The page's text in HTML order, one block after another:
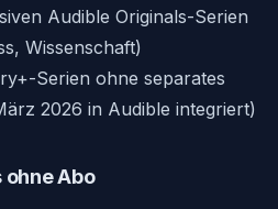
Audible Originals-Serien
Wissenschaft)
Serien ohne separates
2026 in Audible integriert)
Abo